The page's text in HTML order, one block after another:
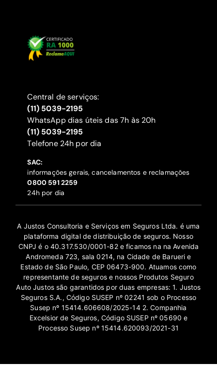
Central de serviços:
(11) 5039-2195
WhatsApp dias úteis das 7h às 20h
(11) 5039-2195
‍Telefone 24h por dia
SAC:
informações gerais, cancelamentos e reclamações
‍0800 591 2259
24h por dia
A Justos Consultoria e Serviços em Seguros Ltda. é uma
plataforma digital de distribuição de seguros. Nosso
CNPJ é o 40.317.530/0001-82 e ficamos na na Avenida
Andromeda 723, sala 0214, na Cidade de Barueri e
Estado de São Paulo, CEP 06473-900. Atuamos como
representante de seguros e nossos Produtos Seguro
Auto Justos são garantidos por duas empresas: 1. Justos
Seguros S.A., Código SUSEP nº 02241 sob o Processo
Susep nº 15414.606608/2025-14 2. Companhia
Excelsior de Seguros, Código SUSEP nº 05690 e
Processo Susep nº 15414.620093/2021-31